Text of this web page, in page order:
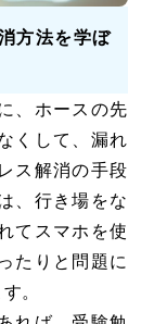
方法を学ぼ
、ホースの先
くして、漏れ
ス解消の手段
、行き場をな
てスマホを使
たりと問題に
。